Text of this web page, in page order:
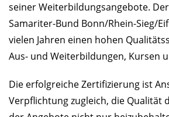
seiner Weiterbildungsangebote.
Samariter-Bund Bonn/Rhein-Sieg/
vielen Jahren einen hohen
Aus- und Weiterbildungen, Kursen
Die erfolgreiche Zertifizierung ist
Verpflichtung zugleich, die Qualität